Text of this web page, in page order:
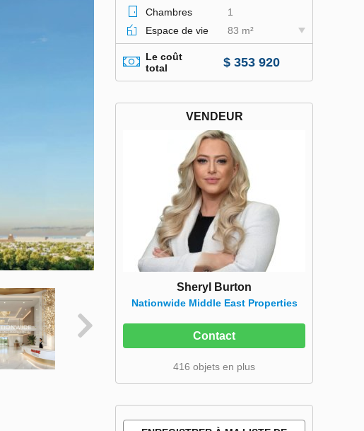
Chambres
1
Espace de vie
83 m²
Le coût
total
$ 353 920
VENDEUR
Sheryl Burton
Nationwide Middle East Properties
Contact
416 objets en plus